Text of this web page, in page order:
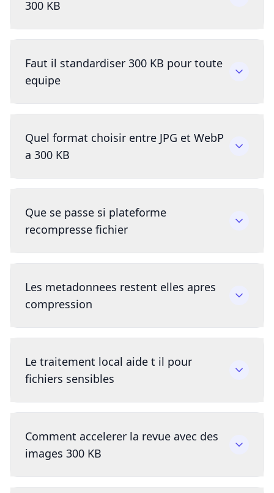
300 KB
Faut il standardiser 300 KB pour toute
equipe
Quel format choisir entre JPG et WebP
a 300 KB
Que se passe si plateforme
recompresse fichier
Les metadonnees restent elles apres
compression
Le traitement local aide t il pour
fichiers sensibles
Comment accelerer la revue avec des
images 300 KB